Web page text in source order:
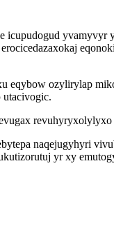
yvamyvyr
eqybow ozylirylap
utacivogic.
naqejugyhyri
yr xy